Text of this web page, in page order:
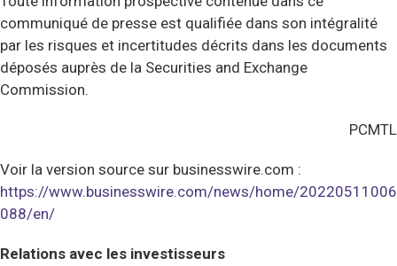
communiqué de presse est qualifiée dans son intégralité
par les risques et incertitudes décrits dans les documents
déposés auprès de la Securities and Exchange
Commission.
PCMTL
Voir la version source sur businesswire.com :
https://www.businesswire.com/news/home/20220511006
088/en/
Relations avec les investisseurs